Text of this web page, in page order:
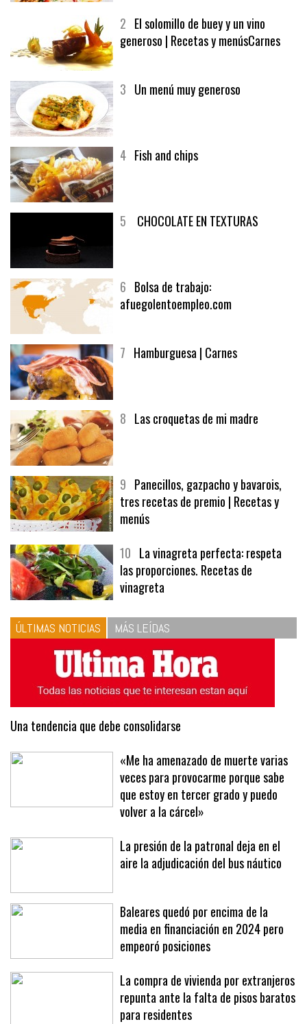
2 El solomillo de buey y un vino
generoso | Recetas y menúsCarnes
3 Un menú muy generoso
4 Fish and chips
5 CHOCOLATE EN TEXTURAS
6 Bolsa de trabajo:
afuegolentoempleo.com
7 Hamburguesa | Carnes
8 Las croquetas de mi madre
9 Panecillos, gazpacho y bavarois,
tres recetas de premio | Recetas y
menús
10 La vinagreta perfecta: respeta
las proporciones. Recetas de
vinagreta
ÚLTIMAS NOTICIAS MÁS LEÍDAS
Una tendencia que debe consolidarse
«Me ha amenazado de muerte varias
veces para provocarme porque sabe
que estoy en tercer grado y puedo
volver a la cárcel»
La presión de la patronal deja en el
aire la adjudicación del bus náutico
Baleares quedó por encima de la
media en financiación en 2024 pero
empeoró posiciones
La compra de vivienda por extranjeros
repunta ante la falta de pisos baratos
para residentes